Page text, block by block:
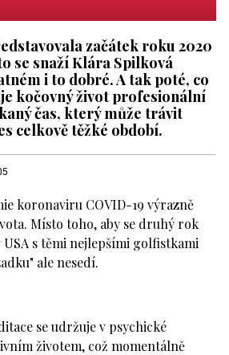
začátek roku 2020
se snaží Klára Spilková
i to dobré. A tak poté, co
kočovný život profesionální
čas, který může trávit
celkově těžké období.
koronaviru COVID-19 výrazně
Místo toho, aby se druhý rok
s těmi nejlepšími golfistkami
ale nesedí.
se udržuje v psychické
životem, což momentálně